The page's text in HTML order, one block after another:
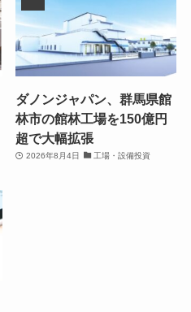
ダノンジャパン、群馬県館
林市の館林工場を150億円
超で大幅拡張
2026年8月4日 工場・設備投資